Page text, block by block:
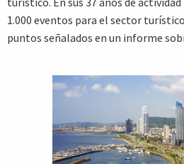
1.000 eventos para el sector
puntos señalados en un informe